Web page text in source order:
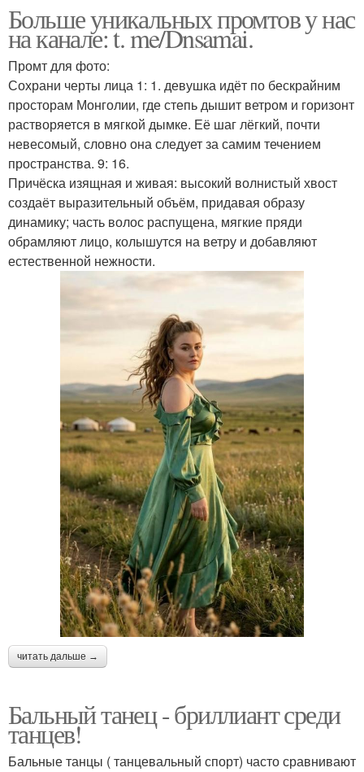
Больше уникальных промтов у нас
на канале: t. me/Dnsamai.
Промт для фото:
Сохрани черты лица 1: 1. девушка идёт по бескрайним
просторам Монголии, где степь дышит ветром и горизонт
растворяется в мягкой дымке. Её шаг лёгкий, почти
невесомый, словно она следует за самим течением
пространства. 9: 16.
Причёска изящная и живая: высокий волнистый хвост
создаёт выразительный объём, придавая образу
динамику; часть волос распущена, мягкие пряди
обрамляют лицо, колышутся на ветру и добавляют
естественной нежности.
читать дальше →
Бальный танец - бриллиант среди
танцев!
Бальные танцы ( танцевальный спорт) часто сравнивают